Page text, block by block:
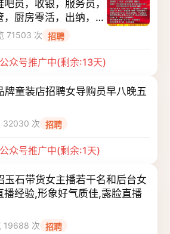
员，收银，服务员，
厨房零活，出纳，男
师。
71503 次 招聘
众号推广中(剩余:13天)
牌童装店招聘女导购员早八晚五
32030 次 招聘
众号推广中(剩余:1天)
玉石带货女主播若干名和后台女
播经验,形象好气质佳,露脸直播
19688 次 招聘